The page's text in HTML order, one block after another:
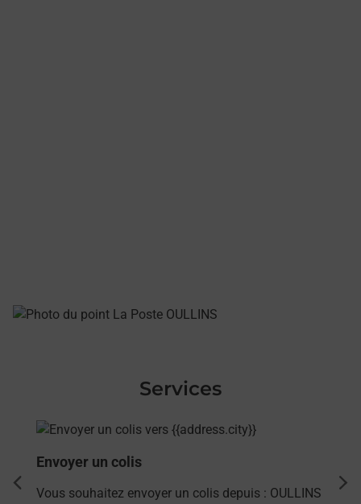
Services
En savoir plus
Envoyer un colis
Vous souhaitez envoyer un colis depuis : OULLINS